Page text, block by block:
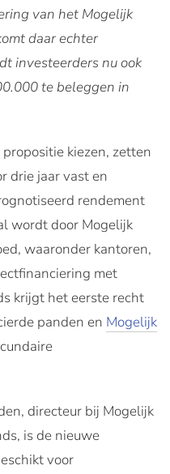
van het Mogelijk
daar echter
investeerders nu ook
te beleggen in
kiezen, zetten
drie jaar vast en
rendement
wordt door Mogelijk
waaronder kantoren,
met
krijgt het eerste recht
panden en Mogelijk
directeur bij Mogelijk
is de nieuwe
voor